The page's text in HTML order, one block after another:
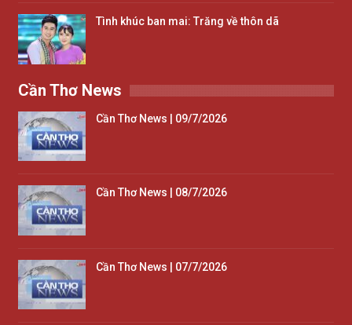
Tình khúc ban mai: Trăng về thôn dã
Cần Thơ News
Cần Thơ News | 09/7/2026
Cần Thơ News | 08/7/2026
Cần Thơ News | 07/7/2026